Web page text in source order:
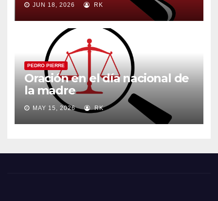
JUN 18, 2026 RK
PEDRO PIERRE
Oración en el día nacional de
la madre
MAY 15, 2026 RK